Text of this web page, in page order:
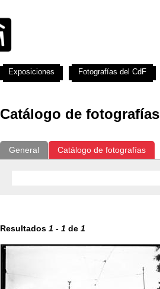
Catálogo de fotografías
General Catálogo de fotografías
Resultados 1 - 1 de 1
Exposiciones Fotografías del CdF